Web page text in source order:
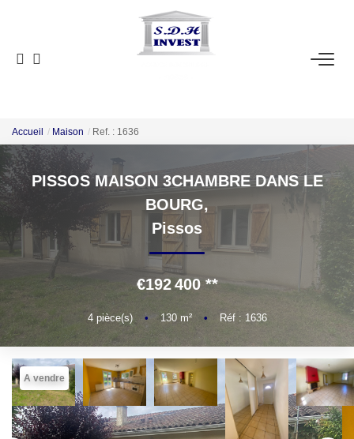
ACCUEIL
NOTRE AGENCE
ESTIMATION
NOS OUTILS
CONTACT
EN
Accueil Maison Ref. : 1636
PISSOS MAISON 3CHAMBRE DANS LE
BOURG,
Pissos
€192 400**
4pièce(s) • 130m² • Réf : 1636
A vendre